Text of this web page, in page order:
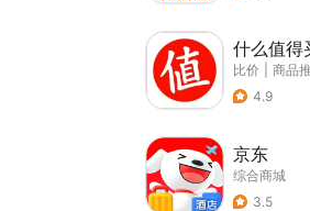
什么值得
比价
商品
4.9
京东
综合商城
3.5